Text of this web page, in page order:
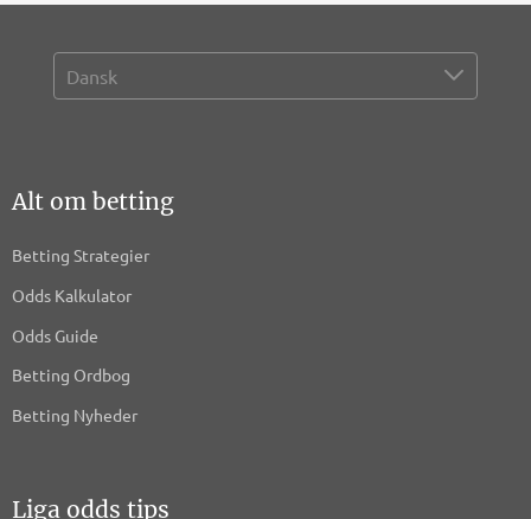
Alt om betting
Betting Strategier
Odds Kalkulator
Odds Guide
Betting Ordbog
Betting Nyheder
Liga odds tips